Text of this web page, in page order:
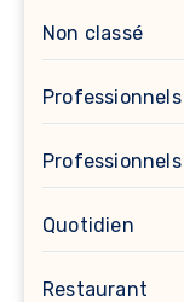
Non classé
Quotidien
Restaurant